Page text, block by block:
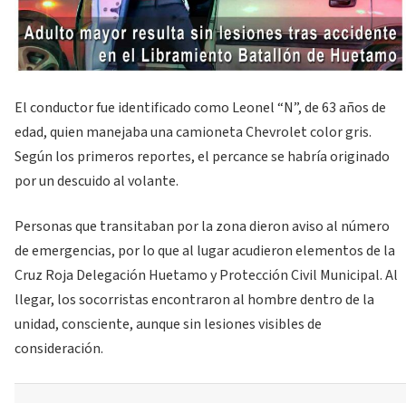
El conductor fue identificado como Leonel “N”, de 63 años de
edad, quien manejaba una camioneta Chevrolet color gris.
Según los primeros reportes, el percance se habría originado
por un descuido al volante.
Personas que transitaban por la zona dieron aviso al número
de emergencias, por lo que al lugar acudieron elementos de la
Cruz Roja Delegación Huetamo y Protección Civil Municipal. Al
llegar, los socorristas encontraron al hombre dentro de la
unidad, consciente, aunque sin lesiones visibles de
consideración.